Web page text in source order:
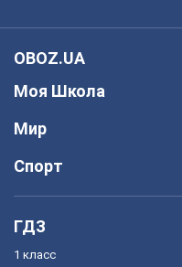
OBOZ.UA
Моя Школа
Мир
Спорт
ГДЗ
1 класс